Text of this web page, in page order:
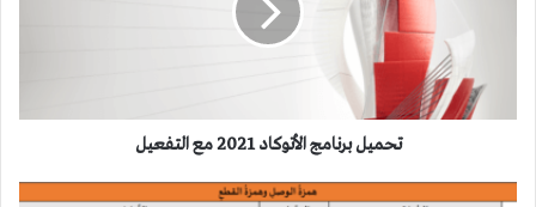
تحميل برنامج الأتوكاد 2021 مع التفعيل